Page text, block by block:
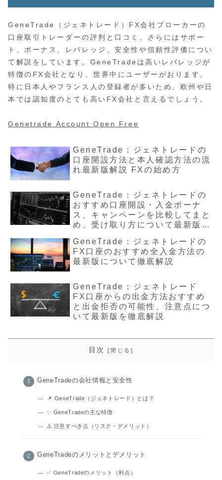
GeneTrade（ジェネトレード）FX会社ブローカーの
口座取引トレーダーの評判と口コミ、さらにはサポー
ト、ボーナス、レバレッジ、安全性や信頼性評価につい
て解説をしています。GeneTradeは高いレバレッジが
特徴のFX会社となり、世界中にユーザーがおります。
特に日本人やフランス人の登録者が多いため、欧州や日
本では認知度のとても高いFX会社と言えるでしょう。
Genetrade Account Open Free
GeneTrade：ジェネトレードの
口座開設方法と本人確認方法の流
れ最新版解説 FXの始め方
GeneTrade：ジェネトレードの
おすすめ口座開設・入金ボーナ
ス、キャンペーンを比較してまと
め、受け取り方について最新版を
GeneTrade：ジェネトレードの
FX口座のおすすめ全入金方法の
最新版について徹底解説
GeneTrade：ジェネトレード
FX口座からの出金方法おすすめ
と出金拒否の可能性、注意点につ
いて最新版を徹底解説
目次
GeneTradeの会社情報と安全性
📌 GeneTrade（ジェネトレード）とは？
✨ GeneTradeの主な特徴
⚠️ 注意すべき点（リスク・デメリット）
GeneTradeのメリットとデメリット
✅ GeneTradeのメリット（利点）